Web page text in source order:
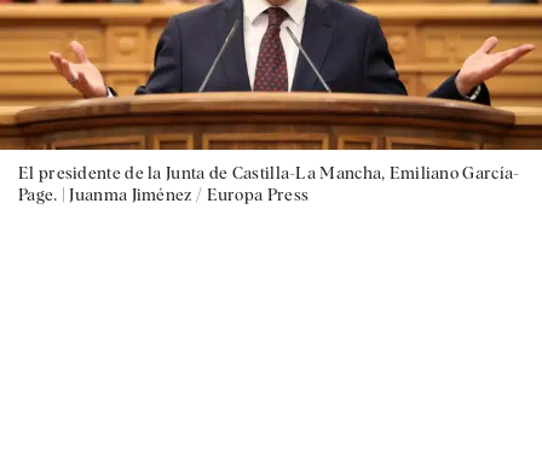
El presidente de la Junta de Castilla-La Mancha, Emiliano García-
Page. |Juanma Jiménez / Europa Press